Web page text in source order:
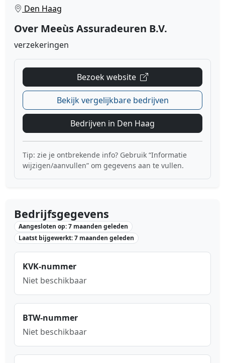
Den Haag
Over Meeùs Assuradeuren B.V.
verzekeringen
Bezoek website
Bekijk vergelijkbare bedrijven
Bedrijven in Den Haag
Tip: zie je ontbrekende info? Gebruik “Informatie
wijzigen/aanvullen” om gegevens aan te vullen.
Bedrijfsgegevens
Aangesloten op: 7 maanden geleden
Laatst bijgewerkt: 7 maanden geleden
KVK-nummer
Niet beschikbaar
BTW-nummer
Niet beschikbaar